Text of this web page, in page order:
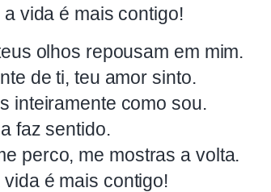
vida é mais contigo!
olhos repousam em mim.
de ti, teu amor sinto.
inteiramente como sou.
faz sentido.
perco, me mostras a volta.
é mais contigo!